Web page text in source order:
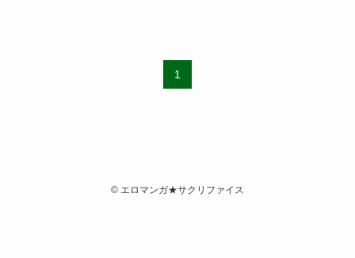
1
© エロマンガ★サクリファイス